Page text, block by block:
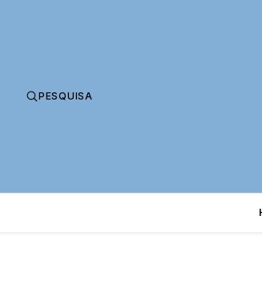
PESQUISA